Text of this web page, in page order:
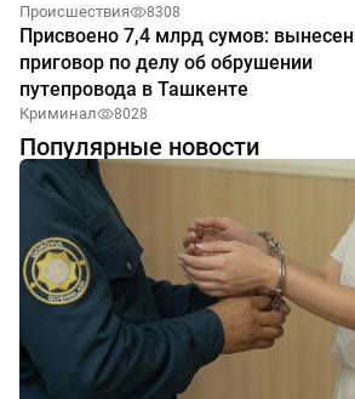
Происшествия 8308
Присвоено 7,4 млрд сумов: вынесен
приговор по делу об обрушении
путепровода в Ташкенте
Криминал 8028
Популярные новости